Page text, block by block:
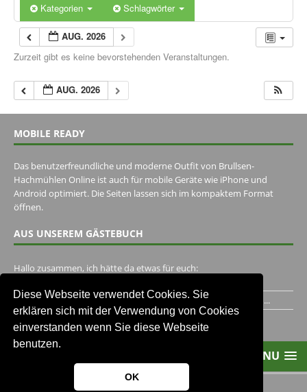
Diese Webseite verwendet Cookies. Sie
erklären sich mit der Verwendung von Cookies
einverstanden wenn Sie diese Webseite
benutzen.
OK
Kategorien Schlagwörter
AUG. 2026
Zurzeit gibt es keine bevorstehenden Veranstaltungen.
AUG. 2026
MOBILE READY
Das benutzerfreundliche und moderne Outfit von Brullsen-
Hachmühlen Online ist auch für mobile Geräte wie iPhone und
Android optimiert. Die Seiten lassen sich im kompaktem Format
öffnen.
AUS UNSEREM GÄSTEBUCH
Hallo zusammen, ich hätte da etwas für euch:
Ich habe ein Jahr im Gasthaus Hugo Pape verbracht..Habe ihn...
Unser Gästebuch besuchen
MENU